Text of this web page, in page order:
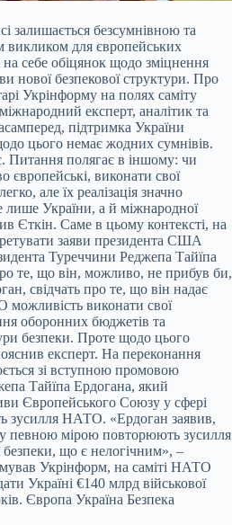
залишається безсумнівною та
викликом для європейських
на себе обіцянок щодо зміцнення
нової безпекової структури. Про
Укрінформу на полях саміту
експерт, аналітик та
підтримка України
цього немає жодних сумнівів.
Питання полягає в іншому: чи
виконати свої
але їх реалізація значно
лише України, а й міжнародної
Єткін. Саме в цьому контексті, на
заяви президента США
Туреччини Реджепа Тайїпа
те, що він, можливо, не прибув би,
свідчать про те, що він надає
виконати свої
оборонних бюджетів та
безпеки. Проте щодо цього
експерт. На переконання
зі вступною промовою
Тайїпа Ердогана, який
Європейського Союзу у сфері
зусилля НАТО. «Ердоган заявив,
певною мірою повторюють зусилля
що є нелогічним», –
Укрінформ, на саміті НАТО
Україні €140 млрд військової
Європа Україна Безпека